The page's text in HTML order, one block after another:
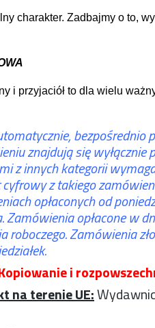
charakter. Zadbajmy o to,
i przyjaciół to dla wielu
bezpośrednio
znajdują się wyłącznie
z innych kategorii
z takiego
opłaconych od
opłacone w
Zamówienia
i
na terenie UE: